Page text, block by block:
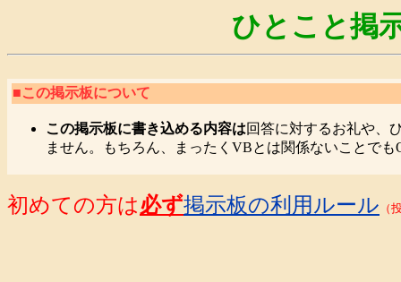
ひとこと掲
■この掲示板について
この掲示板に書き込める内容は回答に対するお礼や、
ません。もちろん、まったくVBとは関係ないことでも
初めての方は必ず掲示板の利用ルール （